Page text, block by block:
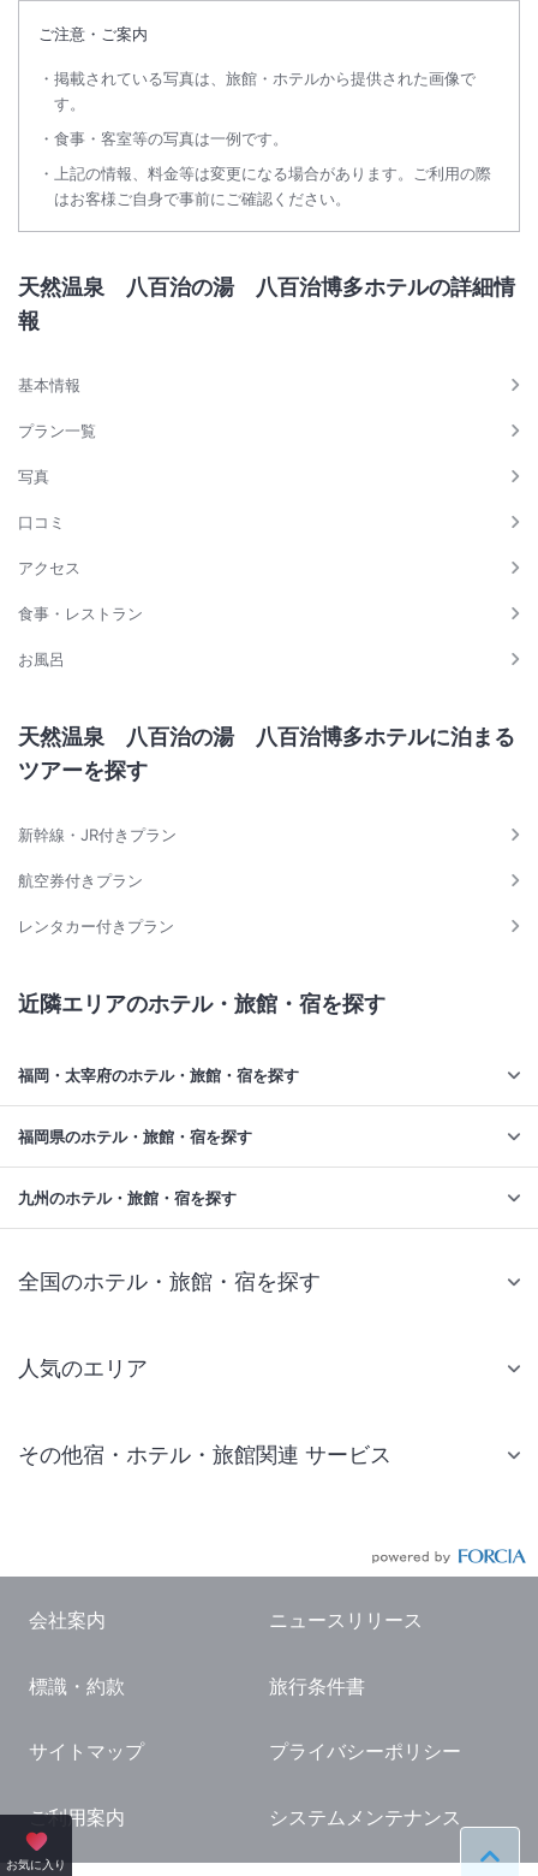
ご注意・ご案内
掲載されている写真は、旅館・ホテルから提供された画像で
す。
食事・客室等の写真は一例です。
上記の情報、料金等は変更になる場合があります。ご利用の際
はお客様ご自身で事前にご確認ください。
お気に入り ペー
天然温泉 八百治の湯 八百治博多ホテルの詳細情
報
基本情報
プラン一覧
写真
口コミ
アクセス
食事・レストラン
お風呂
天然温泉 八百治の湯 八百治博多ホテルに泊まる
ツアーを探す
新幹線・JR付きプラン
航空券付きプラン
レンタカー付きプラン
近隣エリアのホテル・旅館・宿を探す
福岡・太宰府のホテル・旅館・宿を探す
福岡県のホテル・旅館・宿を探す
九州のホテル・旅館・宿を探す
全国のホテル・旅館・宿を探す
人気のエリア
仙台 ホテル
東京ドーム ホテル
横浜 ホテル
熱海 ホテル
京都 ホテル
その他宿・ホテル・旅館関連 サービス
国内観光ガイド
旅行・観光情報
会社案内 ニュースリリース
標識・約款 旅行条件書
サイトマップ プライバシーポリシー
ご利用案内 システムメンテナンス